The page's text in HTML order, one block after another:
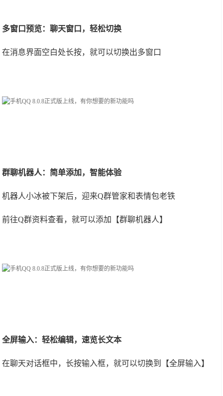
多窗口预览：聊天窗口，轻松切换
在消息界面空白处长按，就可以切换出多窗口
群聊机器人：简单添加，智能体验
机器人小冰被下架后，迎来Q群管家和表情包老铁
前往Q群资料查看，就可以添加【群聊机器人】
全屏输入：轻松编辑，速览长文本
在聊天对话框中，长按输入框，就可以切换到【全屏输入】